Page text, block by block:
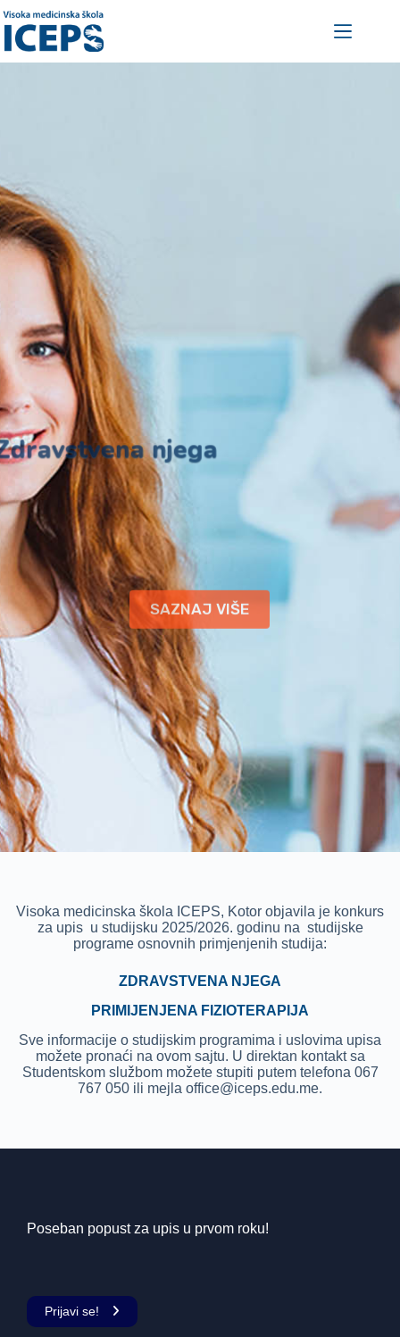
Zdravstvena njega
SAZNAJ VIŠE
Visoka medicinska škola ICEPS, Kotor objavila je konkurs
za upis u studijsku 2025/2026. godinu na studijske
programe osnovnih primjenjenih studija:
ZDRAVSTVENA NJEGA
PRIMIJENJENA FIZIOTERAPIJA
Sve informacije o studijskim programima i uslovima upisa
možete pronaći na ovom sajtu. U direktan kontakt sa
Studentskom službom možete stupiti putem telefona 067
767 050 ili mejla office@iceps.edu.me.
Poseban popust za upis u prvom roku!
Prijavi se!